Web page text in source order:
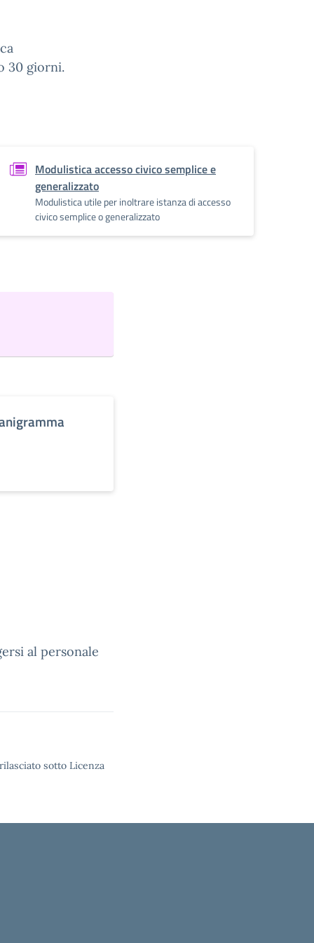
30 giorni.
Modulistica accesso civico semplice e
generalizzato
Modulistica utile per inoltrare istanza di accesso
civico semplice o generalizzato
al personale
sotto Licenza